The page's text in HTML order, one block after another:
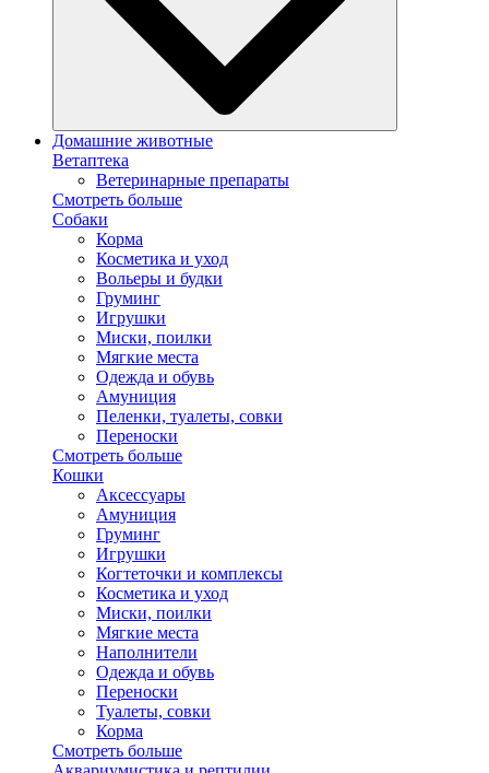
Домашние животные
Ветаптека
Ветеринарные препараты
Смотреть больше
Собаки
Корма
Косметика и уход
Вольеры и будки
Груминг
Игрушки
Миски, поилки
Мягкие места
Одежда и обувь
Амуниция
Пеленки, туалеты, совки
Переноски
Смотреть больше
Кошки
Аксессуары
Амуниция
Груминг
Игрушки
Когтеточки и комплексы
Косметика и уход
Миски, поилки
Мягкие места
Наполнители
Одежда и обувь
Переноски
Туалеты, совки
Корма
Смотреть больше